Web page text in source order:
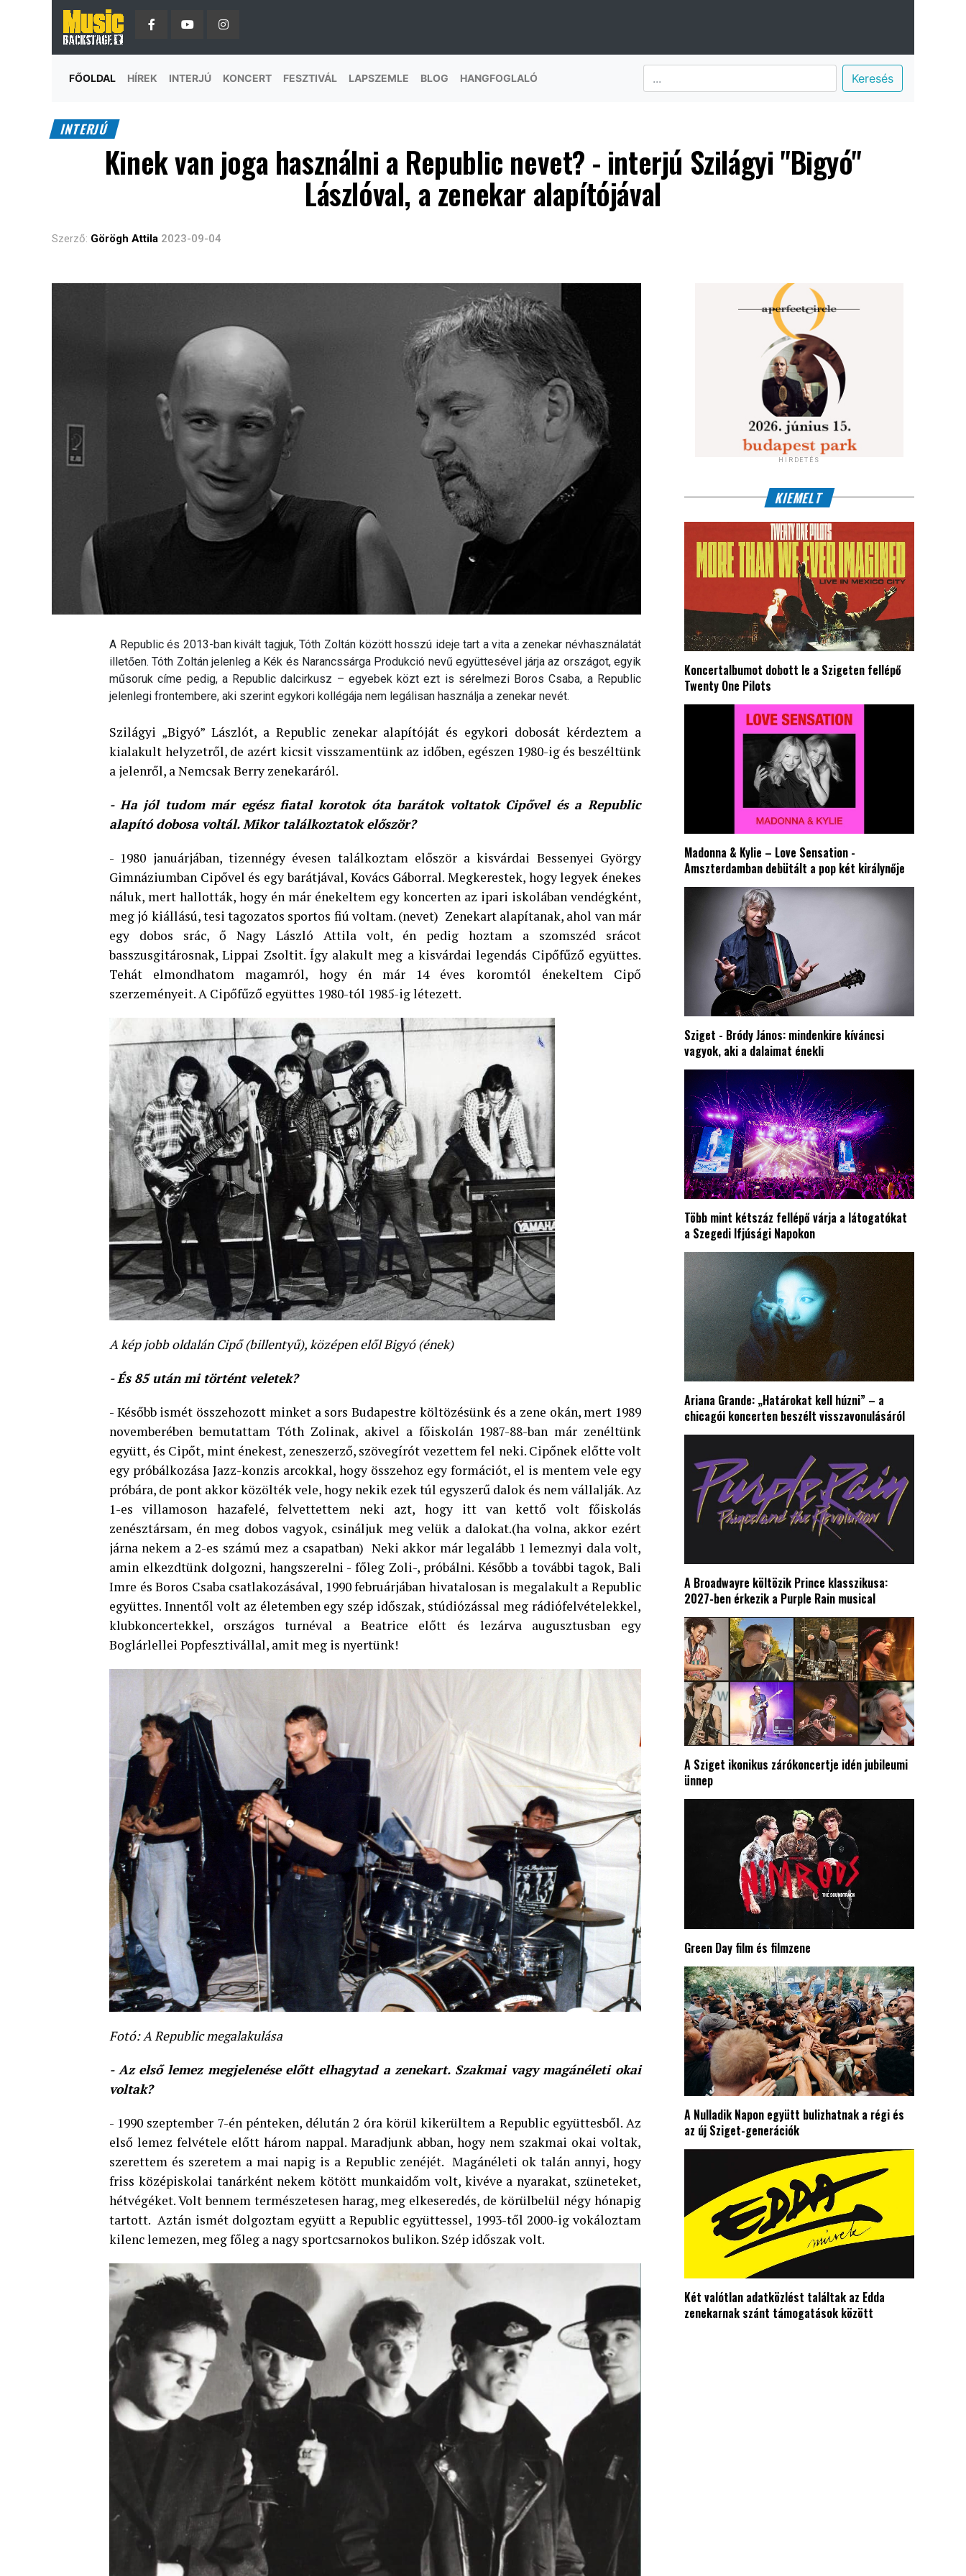
FŐOLDAL HÍREK INTERJÚ KONCERT FESZTIVÁL LAPSZEMLE BLOG HANGFOGLALÓ Keresés
INTERJÚ
Kinek van joga használni a Republic nevet? - interjú Szilágyi "Bigyó"
Lászlóval, a zenekar alapítójával
Szerző: Görögh Attila 2023-09-04
A Republic és 2013-ban kivált tagjuk, Tóth Zoltán között hosszú ideje tart a vita a zenekar névhasználatát
illetően. Tóth Zoltán jelenleg a Kék és Narancssárga Produkció nevű együttesével járja az országot, egyik
műsoruk címe pedig, a Republic dalcirkusz – egyebek közt ezt is sérelmezi Boros Csaba, a Republic
jelenlegi frontembere, aki szerint egykori kollégája nem legálisan használja a zenekar nevét.
Szilágyi „Bigyó” Lászlót, a Republic zenekar alapítóját és egykori dobosát kérdeztem a
kialakult helyzetről, de azért kicsit visszamentünk az időben, egészen 1980-ig és beszéltünk
a jelenről, a Nemcsak Berry zenekaráról.
- Ha jól tudom már egész fiatal korotok óta barátok voltatok Cipővel és a Republic
alapító dobosa voltál.Mikor találkoztatok először?
- 1980 januárjában, tizennégy évesen találkoztam először a kisvárdai Bessenyei György
Gimnáziumban Cipővel és egy barátjával, Kovács Gáborral. Megkerestek, hogy legyek énekes
náluk, mert hallották, hogy én már énekeltem egy koncerten az ipari iskolában vendégként,
meg jó kiállású, tesi tagozatos sportos fiú voltam. (nevet) Zenekart alapítanak, ahol van már
egy dobos srác, ő Nagy László Attila volt, én pedig hoztam a szomszéd srácot
basszusgitárosnak, Lippai Zsoltit. Így alakult meg a kisvárdai legendás Cipőfűző együttes.
Tehát elmondhatom magamról, hogy én már 14 éves koromtól énekeltem Cipő
szerzeményeit. A Cipőfűző együttes 1980-tól 1985-ig létezett.
A kép jobb oldalán Cipő (billentyű), középen elől Bigyó (ének)
- És 85 után mi történt veletek?
- Később ismét összehozott minket a sors Budapestre költözésünk és a zene okán, mert 1989
novemberében bemutattam Tóth Zolinak, akivel a főiskolán 1987-88-ban már zenéltünk
együtt, és Cipőt, mint énekest, zeneszerző, szövegírót vezettem fel neki. Cipőnek előtte volt
egy próbálkozása Jazz-konzis arcokkal, hogy összehoz egy formációt, el is mentem vele egy
próbára, de pont akkor közölték vele, hogy nekik ezek túl egyszerű dalok és nem vállalják. Az
1-es villamoson hazafelé, felvettettem neki azt, hogy itt van kettő volt főiskolás
zenésztársam, én meg dobos vagyok, csináljuk meg velük a dalokat.(ha volna, akkor ezért
járna nekem a 2-es számú mez a csapatban) Neki akkor már legalább 1 lemeznyi dala volt,
amin elkezdtünk dolgozni, hangszerelni - főleg Zoli-, próbálni. Később a további tagok, Bali
Imre és Boros Csaba csatlakozásával, 1990 februárjában hivatalosan is megalakult a Republic
együttes. Innentől volt az életemben egy szép időszak, stúdiózással meg rádiófelvételekkel,
klubkoncertekkel, országos turnéval a Beatrice előtt és lezárva augusztusban egy
Boglárlellei Popfesztivállal, amit meg is nyertünk!
Fotó: A Republic megalakulása
-Az első lemez megjelenése előtt elhagytad a zenekart. Szakmai vagy magánéleti okai
voltak?
- 1990 szeptember 7-én pénteken, délután 2 óra körül kikerültem a Republic együttesből. Az
első lemez felvétele előtt három nappal. Maradjunk abban, hogy nem szakmai okai voltak,
szerettem és szeretem a mai napig is a Republic zenéjét. Magánéleti ok talán annyi, hogy
friss középiskolai tanárként nekem kötött munkaidőm volt, kivéve a nyarakat, szüneteket,
hétvégéket. Volt bennem természetesen harag, meg elkeseredés, de körülbelül négy hónapig
tartott. Aztán ismét dolgoztam együtt a Republic együttessel, 1993-től 2000-ig vokáloztam
kilenc lemezen, meg főleg a nagy sportcsarnokos bulikon. Szép időszak volt.
HIRDETÉS
KIEMELT
Koncertalbumot dobott le a Szigeten fellépő
Twenty One Pilots
Madonna & Kylie – Love Sensation -
Amszterdamban debütált a pop két királynője
Sziget - Bródy János: mindenkire kíváncsi
vagyok, aki a dalaimat énekli
Több mint kétszáz fellépő várja a látogatókat
a Szegedi Ifjúsági Napokon
Ariana Grande: „Határokat kell húzni” – a
chicagói koncerten beszélt visszavonulásáról
A Broadwayre költözik Prince klasszikusa:
2027-ben érkezik a Purple Rain musical
A Sziget ikonikus zárókoncertje idén jubileumi
ünnep
Green Day film és filmzene
A Nulladik Napon együtt bulizhatnak a régi és
az új Sziget-generációk
Két valótlan adatközlést találtak az Edda
zenekarnak szánt támogatások között